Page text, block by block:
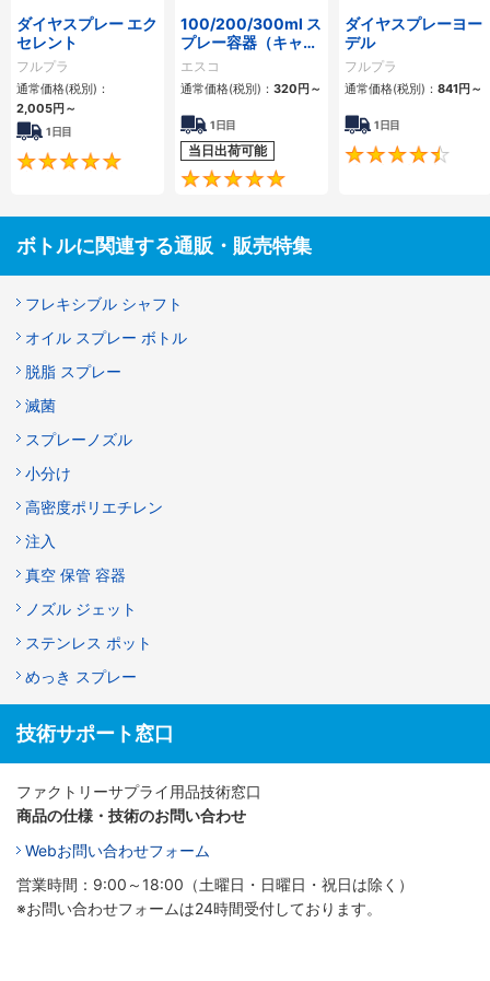
ダイヤスプレー エク
セレント
フルプラ
通常価格(税別)：
2,005円 ～
1日目
4.9
100/200/300ml ス
プレー容器（キャッ
プ付）
エスコ
通常価格(税別)： 320 円 ～
1日目
当日出荷可能
ダイヤスプレーヨー
デル
フルプラ
通常価格(税別)： 841円 ～
1日目
ボトルに関連する通販・販売特集
フレキシブル シャフト
オイル スプレー ボトル
脱脂 スプレー
滅菌
スプレーノズル
小分け
高密度ポリエチレン
注入
真空 保管 容器
ノズル ジェット
ステンレス ポット
めっき スプレー
技術サポート窓口
ファクトリーサプライ用品技術窓口
商品の仕様・技術のお問い合わせ
Webお問い合わせフォーム
営業時間：9:00～18:00（土曜日・日曜日・祝日は除く）
※お問い合わせフォームは24時間受付しております。